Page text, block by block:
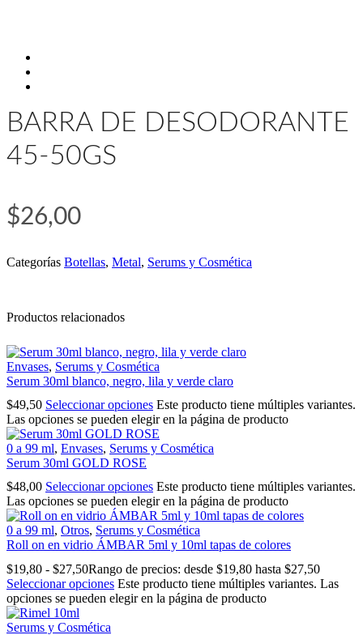
BARRA DE DESODORANTE
45-50GS
$26,00
Categorías Botellas, Metal, Serums y Cosmética
Productos relacionados
Envases, Serums y Cosmética
Serum 30ml blanco, negro, lila y verde claro
$49,50 Seleccionar opciones Este producto tiene múltiples variantes.
Las opciones se pueden elegir en la página de producto
0 a 99 ml, Envases, Serums y Cosmética
Serum 30ml GOLD ROSE
$48,00 Seleccionar opciones Este producto tiene múltiples variantes.
Las opciones se pueden elegir en la página de producto
0 a 99 ml, Otros, Serums y Cosmética
Roll on en vidrio ÁMBAR 5ml y 10ml tapas de colores
$19,80 - $27,50Rango de precios: desde $19,80 hasta $27,50
Seleccionar opciones Este producto tiene múltiples variantes. Las
opciones se pueden elegir en la página de producto
Serums y Cosmética